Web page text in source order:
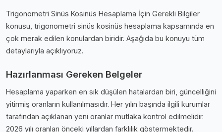
Trigonometri Sinüs Kosinüs Hesaplama İçin Gerekli Bilgiler
konusu, trigonometri sinüs kosinüs hesaplama kapsamında en
çok merak edilen konulardan biridir. Aşağıda bu konuyu tüm
detaylarıyla açıklıyoruz.
Hazırlanması Gereken Belgeler
Hesaplama yaparken en sık düşülen hatalardan biri, güncelliğini
yitirmiş oranların kullanılmasıdır. Her yılın başında ilgili kurumlar
tarafından açıklanan yeni oranlar mutlaka kontrol edilmelidir.
2026 yılı oranları önceki yıllardan farklılık göstermektedir.